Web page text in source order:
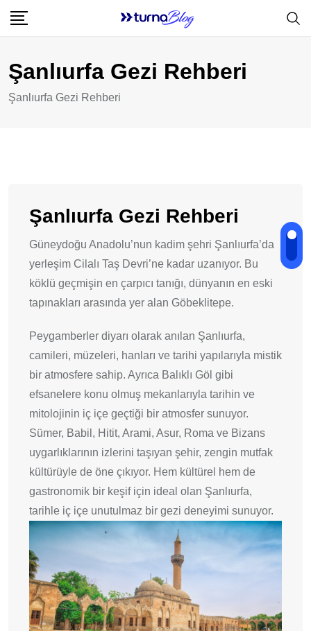
Skip
Şanlıurfa Gezi Rehberi
Şanlıurfa Gezi Rehberi
Şanlıurfa Gezi Rehberi
Güneydoğu Anadolu’nun kadim şehri Şanlıurfa’da
yerleşim Cilalı Taş Devri’ne kadar uzanıyor. Bu
köklü geçmişin en çarpıcı tanığı, dünyanın en eski
tapınakları arasında yer alan Göbeklitepe.
Peygamberler diyarı olarak anılan Şanlıurfa,
camileri, müzeleri, hanları ve tarihi yapılarıyla mistik
bir atmosfere sahip. Ayrıca Balıklı Göl gibi
efsanelere konu olmuş mekanlarıyla tarihin ve
mitolojinin iç içe geçtiği bir atmosfer sunuyor.
Sümer, Babil, Hitit, Arami, Asur, Roma ve Bizans
uygarlıklarının izlerini taşıyan şehir, zengin mutfak
kültürüyle de öne çıkıyor. Hem kültürel hem de
gastronomik bir keşif için ideal olan Şanlıurfa,
tarihle iç içe unutulmaz bir gezi deneyimi sunuyor.